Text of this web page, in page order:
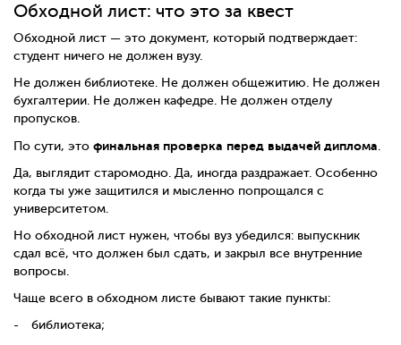
Обходной лист: что это за квест
Обходной лист — это документ, который подтверждает:
студент ничего не должен вузу.
Не должен библиотеке. Не должен общежитию. Не должен
бухгалтерии. Не должен кафедре. Не должен отделу
пропусков.
По сути, это финальная проверка перед выдачей диплома
Да, выглядит старомодно. Да, иногда раздражает. Особенно
когда ты уже защитился и мысленно попрощался с
университетом.
Но обходной лист нужен, чтобы вуз убедился: выпускник
сдал всё, что должен был сдать, и закрыл все внутренние
вопросы.
Чаще всего в обходном листе бывают такие пункты:
библиотека;